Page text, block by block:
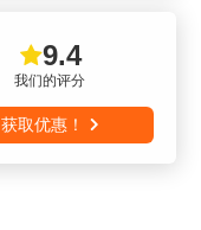
我们的评分
9.4
获取优惠！